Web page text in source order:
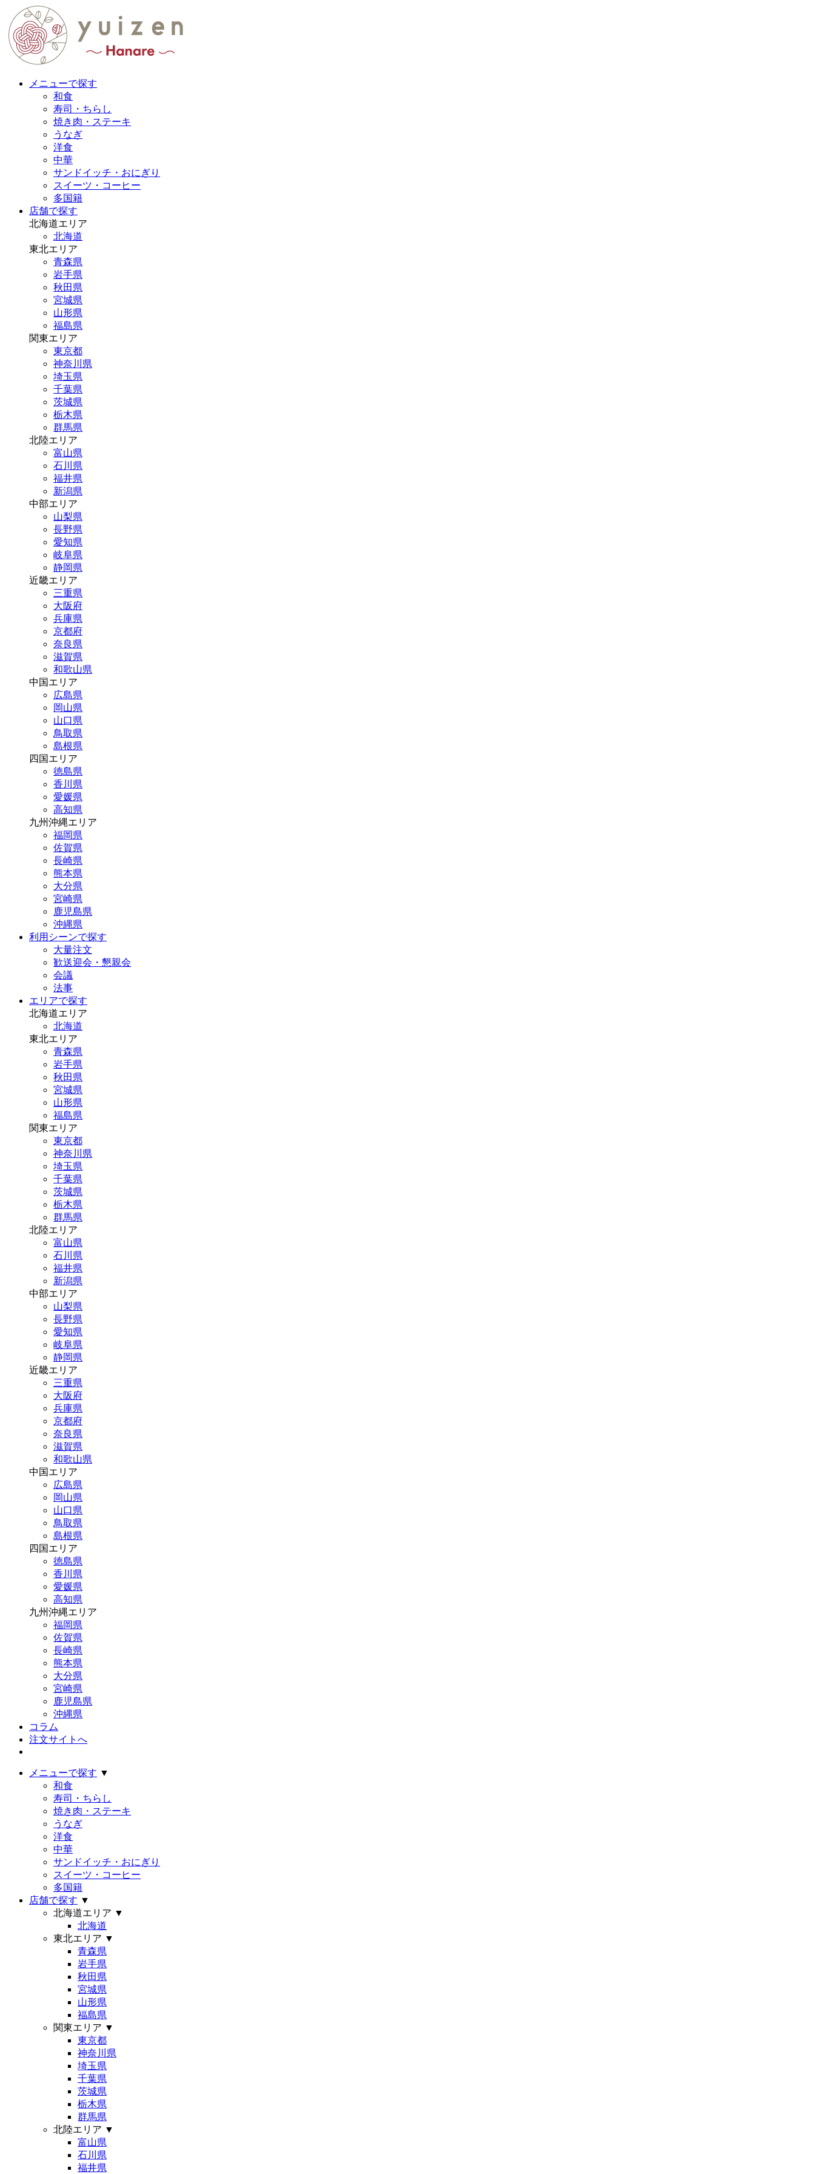
メニューで探す
和食
寿司・ちらし
焼き肉・ステーキ
うなぎ
洋食
中華
サンドイッチ・おにぎり
スイーツ・コーヒー
多国籍
店舗で探す
北海道エリア
北海道
東北エリア
青森県
岩手県
秋田県
宮城県
山形県
福島県
関東エリア
東京都
神奈川県
埼玉県
千葉県
茨城県
栃木県
群馬県
北陸エリア
富山県
石川県
福井県
新潟県
中部エリア
山梨県
長野県
愛知県
岐阜県
静岡県
近畿エリア
三重県
大阪府
兵庫県
京都府
奈良県
滋賀県
和歌山県
中国エリア
広島県
岡山県
山口県
鳥取県
島根県
四国エリア
徳島県
香川県
愛媛県
高知県
九州沖縄エリア
福岡県
佐賀県
長崎県
熊本県
大分県
宮崎県
鹿児島県
沖縄県
利用シーンで探す
大量注文
歓送迎会・懇親会
会議
法事
エリアで探す
北海道エリア
北海道
東北エリア
青森県
岩手県
秋田県
宮城県
山形県
福島県
関東エリア
東京都
神奈川県
埼玉県
千葉県
茨城県
栃木県
群馬県
北陸エリア
富山県
石川県
福井県
新潟県
中部エリア
山梨県
長野県
愛知県
岐阜県
静岡県
近畿エリア
三重県
大阪府
兵庫県
京都府
奈良県
滋賀県
和歌山県
中国エリア
広島県
岡山県
山口県
鳥取県
島根県
四国エリア
徳島県
香川県
愛媛県
高知県
九州沖縄エリア
福岡県
佐賀県
長崎県
熊本県
大分県
宮崎県
鹿児島県
沖縄県
コラム
注文サイトへ
メニューで探す ▼
和食
寿司・ちらし
焼き肉・ステーキ
うなぎ
洋食
中華
サンドイッチ・おにぎり
スイーツ・コーヒー
多国籍
店舗で探す ▼
北海道エリア ▼
北海道
東北エリア ▼
青森県
岩手県
秋田県
宮城県
山形県
福島県
関東エリア ▼
東京都
神奈川県
埼玉県
千葉県
茨城県
栃木県
群馬県
北陸エリア ▼
富山県
石川県
福井県